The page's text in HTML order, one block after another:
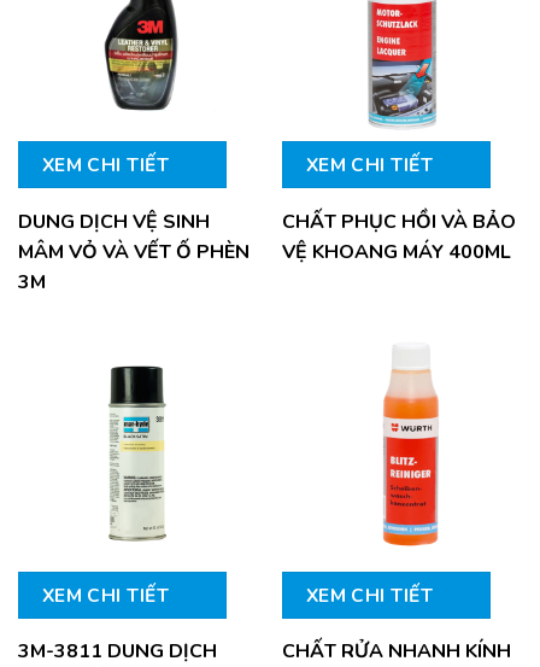
XEM CHI TIẾT
DUNG DỊCH VỆ SINH
MÂM VỎ VÀ VẾT Ố PHÈN
3M
XEM CHI TIẾT
CHẤT PHỤC HỒI VÀ BẢO
VỆ KHOANG MÁY 400ML
XEM CHI TIẾT
3M-3811 DUNG DỊCH
XEM CHI TIẾT
CHẤT RỬA NHANH KÍNH